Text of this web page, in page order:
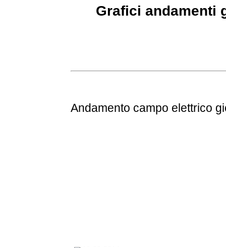
Grafici andamenti
Andamento campo elettrico